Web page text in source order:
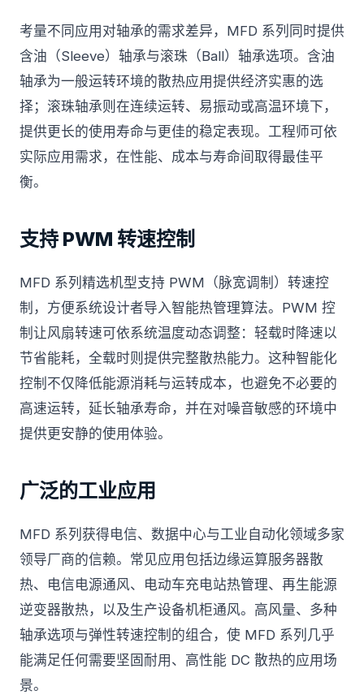
考量不同应用对轴承的需求差异，MFD 系列同时提供
含油（Sleeve）轴承与滚珠（Ball）轴承选项。含油
轴承为一般运转环境的散热应用提供经济实惠的选
择；滚珠轴承则在连续运转、易振动或高温环境下，
提供更长的使用寿命与更佳的稳定表现。工程师可依
实际应用需求，在性能、成本与寿命间取得最佳平
衡。
支持 PWM 转速控制
MFD 系列精选机型支持 PWM（脉宽调制）转速控
制，方便系统设计者导入智能热管理算法。PWM 控
制让风扇转速可依系统温度动态调整：轻载时降速以
节省能耗，全载时则提供完整散热能力。这种智能化
控制不仅降低能源消耗与运转成本，也避免不必要的
高速运转，延长轴承寿命，并在对噪音敏感的环境中
提供更安静的使用体验。
广泛的工业应用
MFD 系列获得电信、数据中心与工业自动化领域多家
领导厂商的信赖。常见应用包括边缘运算服务器散
热、电信电源通风、电动车充电站热管理、再生能源
逆变器散热，以及生产设备机柜通风。高风量、多种
轴承选项与弹性转速控制的组合，使 MFD 系列几乎
能满足任何需要坚固耐用、高性能 DC 散热的应用场
景。